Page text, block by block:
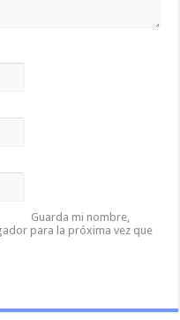
Guarda mi nombre,
para la próxima vez que